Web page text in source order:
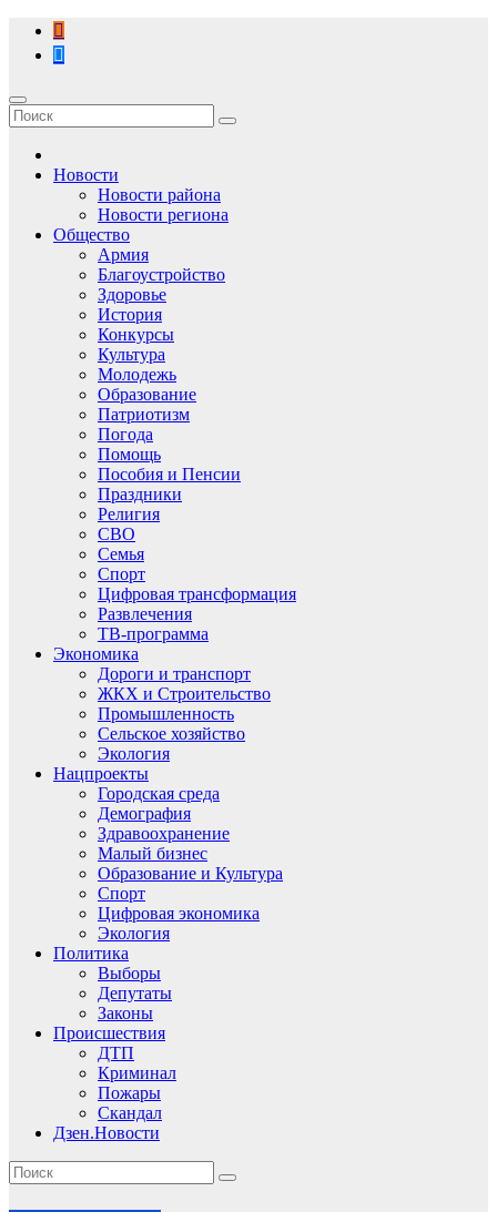
Перейти
содержимому
Новости
Новости района
Новости региона
Общество
Армия
Благоустройство
Здоровье
История
Конкурсы
Культура
Молодежь
Образование
Патриотизм
Погода
Помощь
Пособия и Пенсии
Праздники
Религия
СВО
Семья
Спорт
Цифровая трансформация
Развлечения
ТВ-программа
Экономика
Дороги и транспорт
ЖКХ и Строительство
Промышленность
Сельское хозяйство
Экология
Нацпроекты
Городская среда
Демография
Здравоохранение
Малый бизнес
Образование и Культура
Спорт
Цифровая экономика
Экология
Политика
Выборы
Депутаты
Законы
Происшествия
ДТП
Криминал
Пожары
Скандал
Дзен.Новости